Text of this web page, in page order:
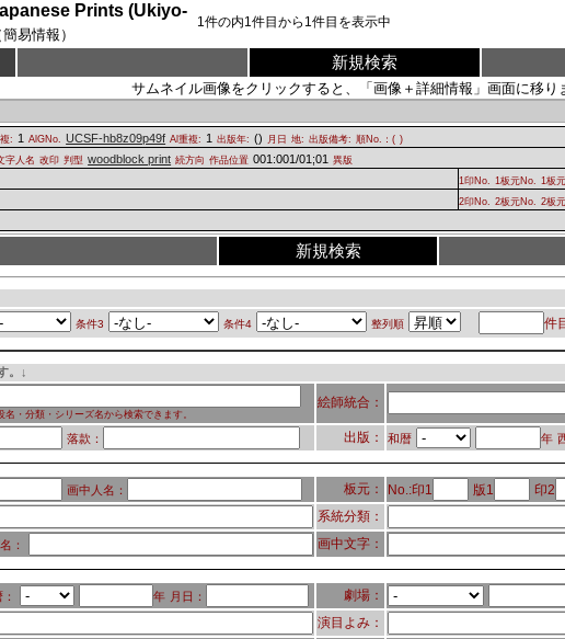
Prints (Ukiyo-
易情報）
1件の内1件目から 1件目を表示中
新規検索
サムネイル画像をクリックすると、「画像＋詳細情報」画面に移り
: 1 AlGNo. UCSF-hb8z09p49f Al重複: 1 出版年: () 月日 地: 出版備考: 順No.：( )
字人名 改印 判型 woodblock print 続方向 作品位置 001:001/01;01
異版
1印No. 1板元No. 1板
2印No. 2板元No. 2板
新規検索
条件3 条件4 整列順 件
。↓
・分類・シリーズ名から検索できます。
絵師統合：
落款： 出版： 和暦 年
画中人名： 板元： No.:印1 版1 印2
系統分類：
： 画中文字：
年 月日： 劇場：
演目よみ：